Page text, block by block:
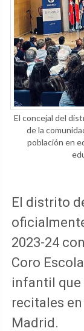
El concejal del
de la
población en
El distrito
2023-24
Coro
infantil que
recitales
Madrid.